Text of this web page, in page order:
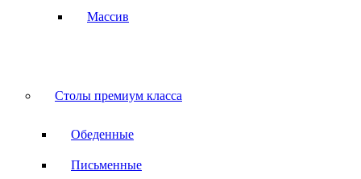
Массив
Столы премиум класса
Обеденные
Письменные